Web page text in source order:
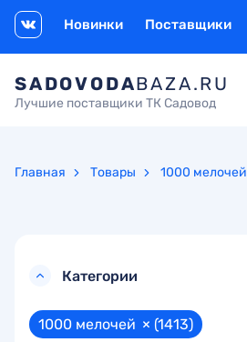
Новинки Поставщики
SADOVODABAZA.RU
Лучшие поставщики ТК Садовод
Главная Товары 1000 мелочей
Категории
1000 мелочей × (1413)